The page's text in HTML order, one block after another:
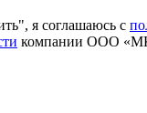
я соглашаюсь с
компании ООО